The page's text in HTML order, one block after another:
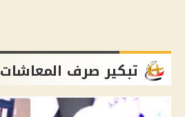
تبكير صرف المعاشات